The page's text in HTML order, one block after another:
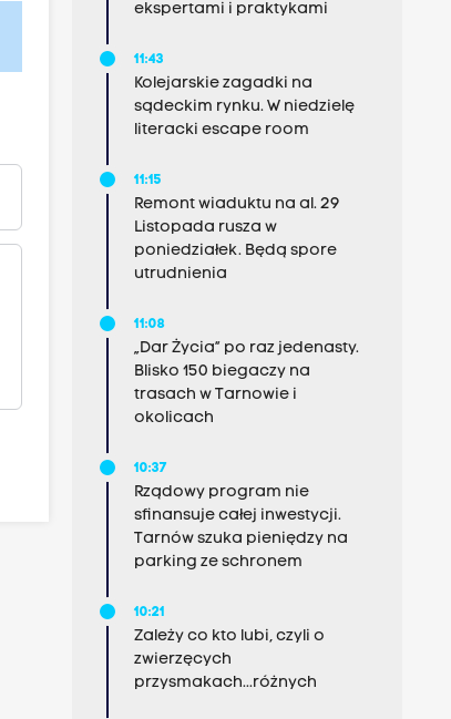
ekspertami i praktykami
11:43
Kolejarskie zagadki na
sądeckim rynku. W niedzielę
literacki escape room
11:15
Remont wiaduktu na al. 29
Listopada rusza w
poniedziałek. Będą spore
utrudnienia
11:08
„Dar Życia” po raz jedenasty.
Blisko 150 biegaczy na
trasach w Tarnowie i
okolicach
10:37
Rządowy program nie
sfinansuje całej inwestycji.
Tarnów szuka pieniędzy na
parking ze schronem
10:21
Zależy co kto lubi, czyli o
zwierzęcych
przysmakach...różnych